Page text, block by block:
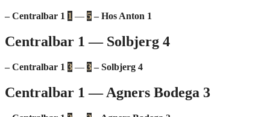
– Centralbar 1 1 — 5 – Hos Anton 1
Centralbar 1 — Solbjerg 4
– Centralbar 1 3 — 3 – Solbjerg 4
Centralbar 1 — Agners Bodega 3